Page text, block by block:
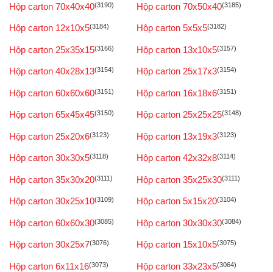
Hộp carton 70x40x40(3190) Hộp carton 70x50x40(3185)
Hộp carton 12x10x5(3184) Hộp carton 5x5x5(3182)
Hộp carton 25x35x15(3166) Hộp carton 13x10x5(3157)
Hộp carton 40x28x13(3154) Hộp carton 25x17x3(3154)
Hộp carton 60x60x60(3151) Hộp carton 16x18x6(3151)
Hộp carton 65x45x45(3150) Hộp carton 25x25x25(3148)
Hộp carton 25x20x6(3123) Hộp carton 13x19x3(3123)
Hộp carton 30x30x5(3118) Hộp carton 42x32x8(3114)
Hộp carton 35x30x20(3111) Hộp carton 35x25x30(3111)
Hộp carton 30x25x10(3109) Hộp carton 5x15x20(3104)
Hộp carton 60x60x30(3085) Hộp carton 30x30x30(3084)
Hộp carton 30x25x7(3076) Hộp carton 15x10x5(3075)
Hộp carton 6x11x16(3073) Hộp carton 33x23x5(3064)